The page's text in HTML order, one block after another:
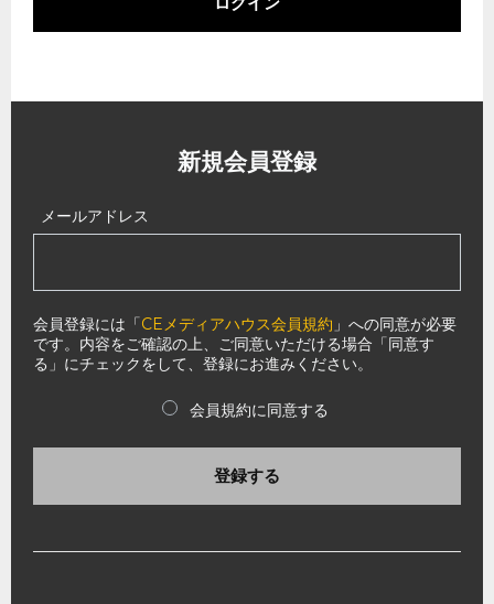
新規会員登録
メールアドレス
会員登録には「CEメディアハウス会員規約 」への同意が必要
です。内容をご確認の上、ご同意いただける場合「同意す
る」にチェックをして、登録にお進みください。
会員規約に同意する
登録する